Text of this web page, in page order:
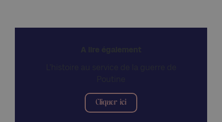
Cliquer ici